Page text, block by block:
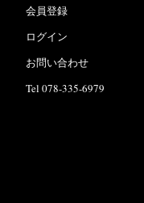
会員登録
ログイン
お問い合わせ
Tel 078-335-6979